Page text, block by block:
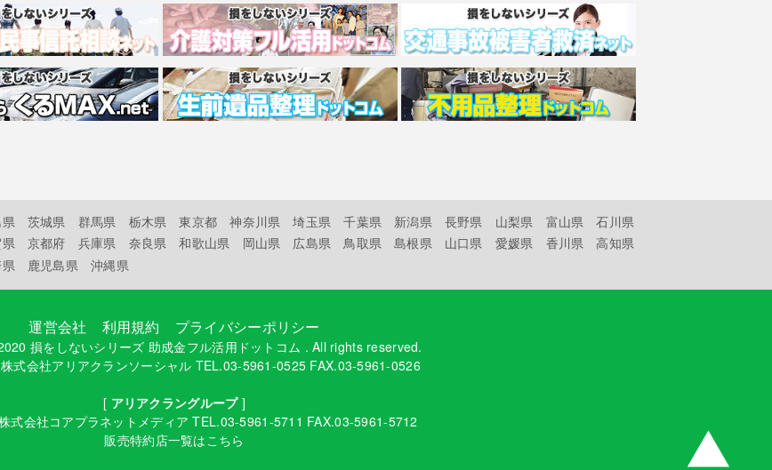
茨城県 群馬県 栃木県 東京都 神奈川県 埼玉県 千葉県 新潟県 長野県 山梨県 富山県
石川県
京都府 兵庫県 奈良県 和歌山県 岡山県 広島県 鳥取県 島根県 山口県 愛媛県 香川県
高知県
鹿児島県 沖縄県
運営会社 利用規約 プライバシーポリシー
損をしないシリーズ 助成金フル活用ドットコム . All rights reserved.
株式会社アリアクランソーシャル TEL.03-5961-0525 FAX.03-5961-0526
[ アリアクラングループ]
式会社コアプラネットメディア TEL.03-5961-5711 FAX.03-5961-5712
販売特約店一覧はこちら